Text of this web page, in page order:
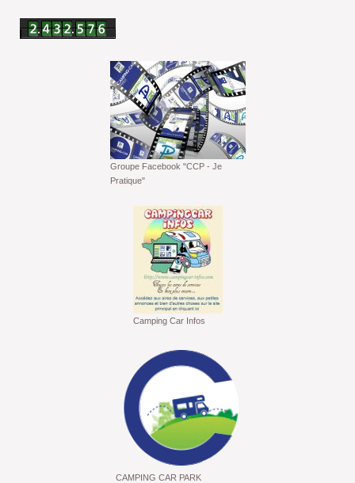
Groupe Facebook "CCP - Je
Pratique"
Camping Car Infos
CAMPING CAR PARK